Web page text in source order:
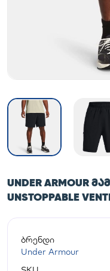
UNDER ARMOUR
UNSTOPPABLE
ბრენდი
Under Armour